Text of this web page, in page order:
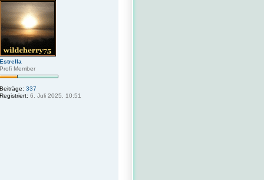
Estrella
Profi Member
Beiträge: 337
Registriert: 6. Juli 2025, 10:51